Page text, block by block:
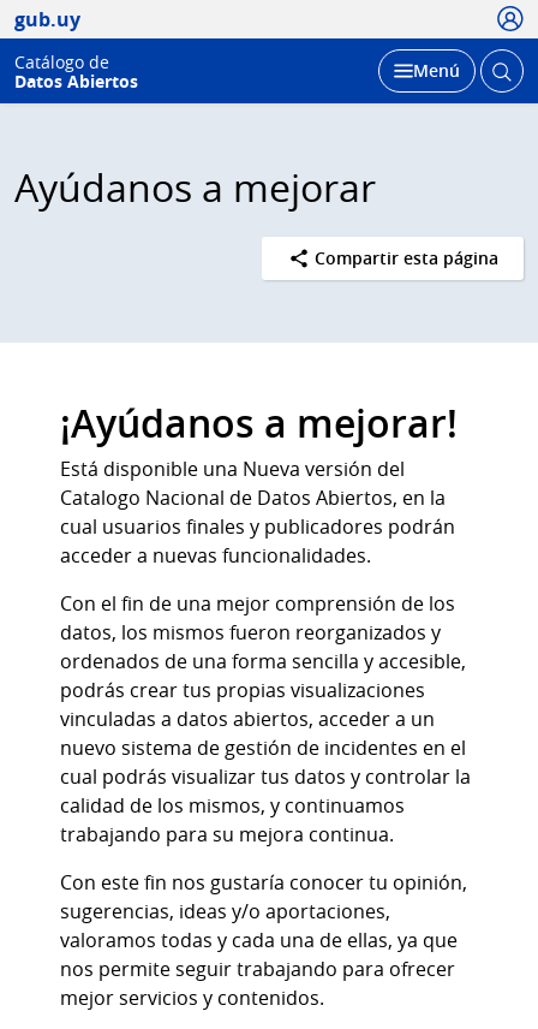
gub.uy
Catálogo de
Datos Abiertos
Desplegar
Menú Abrir
Ayúdanos a mejorar
Compartir esta página
¡Ayúdanos a mejorar!
Está disponible una Nueva versión del
Catalogo Nacional de Datos Abiertos, en la
cual usuarios finales y publicadores podrán
acceder a nuevas funcionalidades.
Con el fin de una mejor comprensión de los
datos, los mismos fueron reorganizados y
ordenados de una forma sencilla y accesible,
podrás crear tus propias visualizaciones
vinculadas a datos abiertos, acceder a un
nuevo sistema de gestión de incidentes en el
cual podrás visualizar tus datos y controlar la
calidad de los mismos, y continuamos
trabajando para su mejora continua.
Con este fin nos gustaría conocer tu opinión,
sugerencias, ideas y/o aportaciones,
valoramos todas y cada una de ellas, ya que
nos permite seguir trabajando para ofrecer
mejor servicios y contenidos.